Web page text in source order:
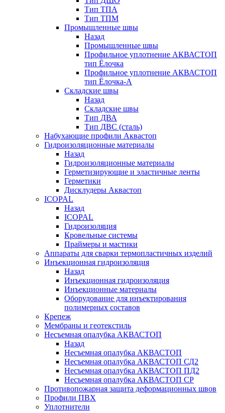
Тип ТПА
Тип ТПМ
Промышленные швы
Назад
Промышленные швы
Профильное уплотнение АКВАСТОП
тип Ёлочка
Профильное уплотнение АКВАСТОП
тип Ёлочка-А
Складские швы
Назад
Складские швы
Тип ДВА
Тип ДВС (сталь)
Набухающие профили Аквастоп
Гидроизоляционные материалы
Назад
Гидроизоляционные материалы
Герметизирующие и эластичные ленты
Герметики
Дисклудеры Аквастоп
ICOPAL
Назад
ICOPAL
Гидроизоляция
Кровельные системы
Праймеры и мастики
Аппараты для сварки термопластичных изделий
Инъекционная гидроизоляция
Назад
Инъекционная гидроизоляция
Инъекционные материалы
Оборудование для инъектирования
полимерных составов
Крепеж
Мембраны и геотекстиль
Несъемная опалубка АКВАСТОП
Назад
Несъемная опалубка АКВАСТОП
Несъемная опалубка АКВАСТОП СД2
Несъемная опалубка АКВАСТОП ПД2
Несъемная опалубка АКВАСТОП СР
Противопожарная защита деформационных швов
Профили ПВХ
Уплотнители